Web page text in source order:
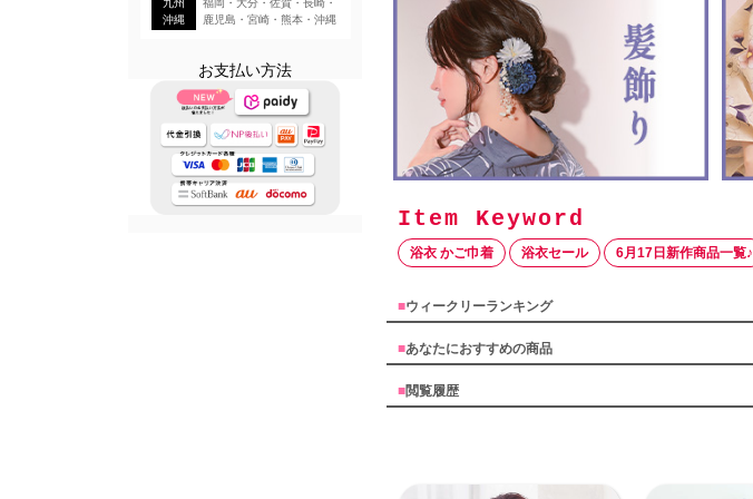
九州
沖縄
福岡・大分・佐賀・長崎・
鹿児島・宮崎・熊本・沖縄
お支払い方法
浴衣 かご巾着 浴衣セール 6月17日新作商品一覧♪
■ウィークリーランキング
■あなたにおすすめの商品
■閲覧履歴